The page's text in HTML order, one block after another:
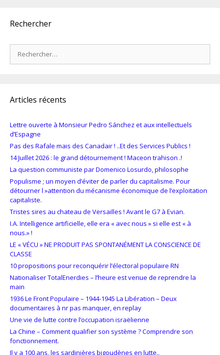
Rechercher
Articles récents
Lettre ouverte à Monsieur Pedro Sánchez et aux intellectuels
d’Espagne
Pas des Rafale mais des Canadair ! ..Et des Services Publics !
14 Juillet 2026 : le grand détournement ! Maceon trahison .!
La question communiste par Domenico Losurdo, philosophe
Populisme ; un moyen d’éviter de parler du capitalisme. Pour
détourner l »attention du mécanisme économique de l’exploitation
capitaliste.
Tristes sires au chateau de Versailles ! Avant le G7 à Evian.
I.A. Intelligence artificielle, elle era « avec nous » si elle est « à
nous.» !
LE « VÉCU » NE PRODUIT PAS SPONTANÉMENT LA CONSCIENCE DE
CLASSE
10 propositions pour reconquérir l’électoral populaire RN
Nationaliser TotalEnerdies – l’heure est venue de reprendre la
main
1936 Le Front Populaire – 1944-1945 La Libération – Deux
documentaires à nr pas manquer, en replay
Une vie de lutte contre l’occupation israëlienne
La Chine – Comment qualifier son système ? Comprendre son
fonctionnement.
Il y a 100 ans, les sardinières bigoudènes en lutte..